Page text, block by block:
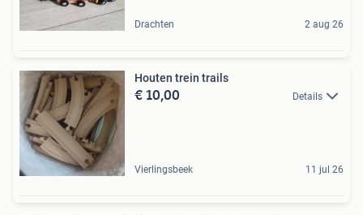
Drachten 2 aug 26
Houten trein trails
€ 10,00 Details
Vierlingsbeek 11 jul 26